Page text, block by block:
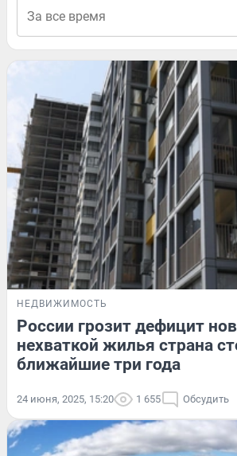
НЕДВИЖИМОСТЬ
России грозит дефицит
нехваткой жилья страна
ближайшие три года
24 июня, 2025, 15:20 1 655 Обсудить